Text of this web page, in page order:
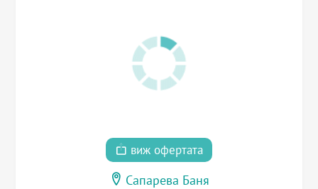
виж офертата
Сапарева Баня